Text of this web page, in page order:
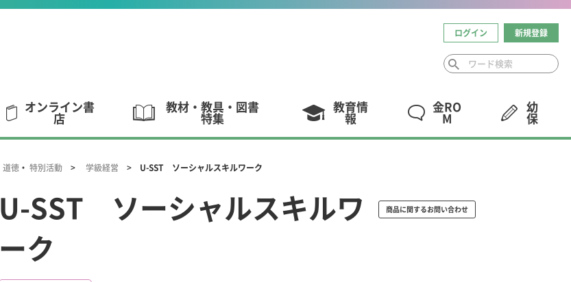
ログイン 新規登録
オンライン書
店
教材・教具・図書
特集
教育情
報
金RO
M
幼
保
道徳 ・ 特別活動 学級経営 U-SST ソーシャルスキルワーク
U-SST ソーシャルスキルワ
ーク
商品に関するお問い合わせ